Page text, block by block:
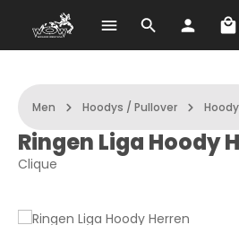
Ugrás a fő tartalomra
Men Hoodys / Pullover
Ringen Liga Hoody
Clique